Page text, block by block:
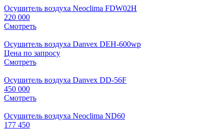
Осушитель воздуха Neoclima FDW02H
220 000
Смотреть
Осушитель воздуха Danvex DEH-600wp
Цена по запросу
Смотреть
Осушитель воздуха Danvex DD-56F
450 000
Смотреть
Осушитель воздуха Neoclima ND60
177 450